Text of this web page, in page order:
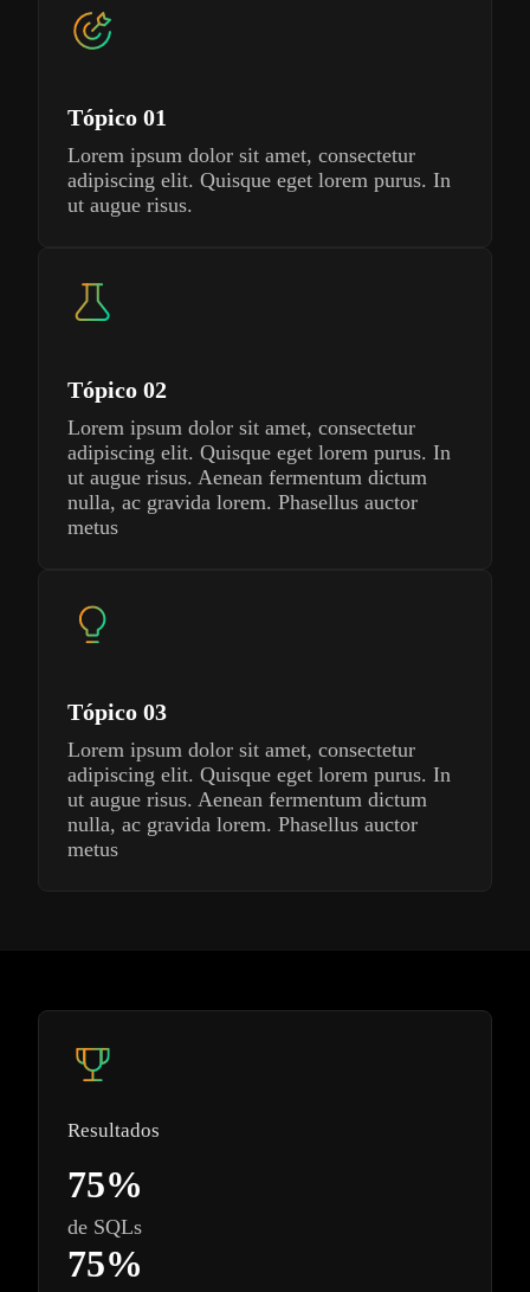
Tópico 01
Lorem ipsum dolor sit amet, consectetur
adipiscing elit. Quisque eget lorem purus. In
ut augue risus.
Tópico 02
Lorem ipsum dolor sit amet, consectetur
adipiscing elit. Quisque eget lorem purus. In
ut augue risus. Aenean fermentum dictum
nulla, ac gravida lorem. Phasellus auctor
metus
Tópico 03
Lorem ipsum dolor sit amet, consectetur
adipiscing elit. Quisque eget lorem purus. In
ut augue risus. Aenean fermentum dictum
nulla, ac gravida lorem. Phasellus auctor
metus
Resultados
75%
de SQLs
75%